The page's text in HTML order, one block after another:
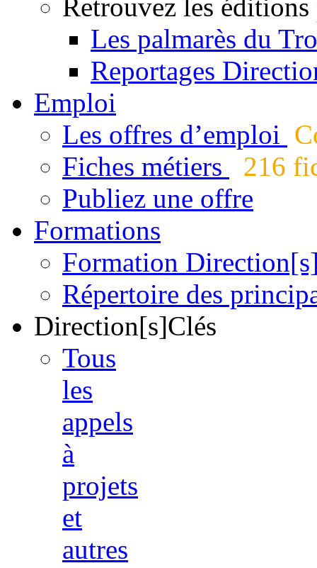
Retrouvez les éditions
Les palmarès du
Reportages
Emploi
Les offres d’emploi
Fiches métiers
216
Publiez une offre
Formations
Formation
Répertoire des
Direction[s]Clés
Tous
les
appels
à
projets
et
autres